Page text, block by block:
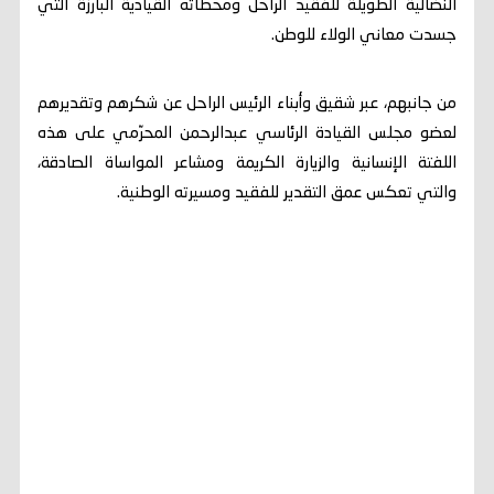
النضالية الطويلة للفقيد الراحل ومحطاته القيادية البارزة التي
جسدت معاني الولاء للوطن.
من جانبهم، عبر شقيق وأبناء الرئيس الراحل عن شكرهم وتقديرهم
لعضو مجلس القيادة الرئاسي عبدالرحمن المحرّمي على هذه
اللفتة الإنسانية والزيارة الكريمة ومشاعر المواساة الصادقة،
والتي تعكس عمق التقدير للفقيد ومسيرته الوطنية.